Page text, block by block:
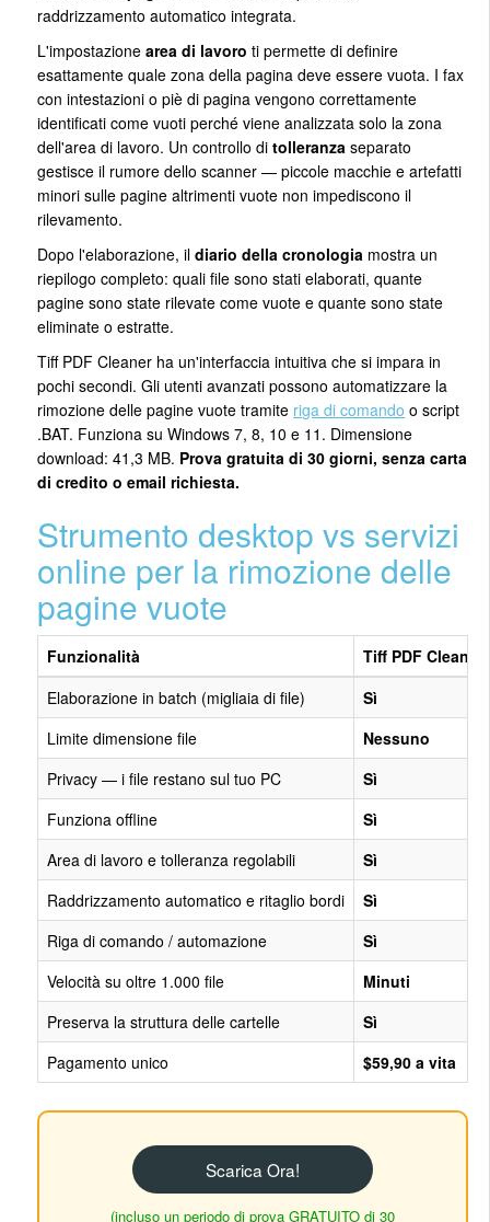
raddrizzamento automatico integrata.
L'impostazionearea di lavoro ti permette di definire
esattamente quale zona della pagina deve essere vuota. I fax
con intestazioni o piè di pagina vengono correttamente
identificati come vuoti perché viene analizzata solo la zona
dell'area di lavoro. Un controllo ditolleranza separato
gestisce il rumore dello scanner — piccole macchie e artefatti
minori sulle pagine altrimenti vuote non impediscono il
rilevamento.
Dopo l'elaborazione, ildiario della cronologia mostra un
riepilogo completo: quali file sono stati elaborati, quante
pagine sono state rilevate come vuote e quante sono state
eliminate o estratte.
Tiff PDF Cleaner ha un'interfaccia intuitiva che si impara in
pochi secondi. Gli utenti avanzati possono automatizzare la
rimozione delle pagine vuote tramite riga di comando o script
.BAT. Funziona su Windows 7, 8, 10 e 11. Dimensione
download: 41,3 MB. Prova gratuita di 30 giorni, senza carta
di credito o email richiesta.
Strumento desktop vs servizi
online per la rimozione delle
pagine vuote
Funzionalità
Tiff PDF Cleaner
Elaborazione in batch (migliaia di file)
Sì
Limite dimensione file
Nessuno
Privacy — i file restano sul tuo PC
Sì
Funziona offline
Sì
Area di lavoro e tolleranza regolabili
Sì
Raddrizzamento automatico e ritaglio bordi
Sì
Riga di comando / automazione
Sì
Velocità su oltre 1.000 file
Minuti
Preserva la struttura delle cartelle
Sì
Pagamento unico
$59,90 a vita
Scarica Ora!
(incluso un periodo di prova GRATUITO di 30